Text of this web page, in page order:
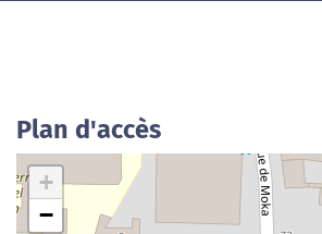
Plan d'accès
+
−